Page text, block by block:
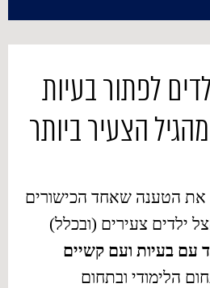
לפתור בעיות
הצעיר ביותר
את הטענה שאחד הכישורים
ילדים צעירים (ובכלל)
עם בעיות ועם קשיים
הלימודי ובתחום